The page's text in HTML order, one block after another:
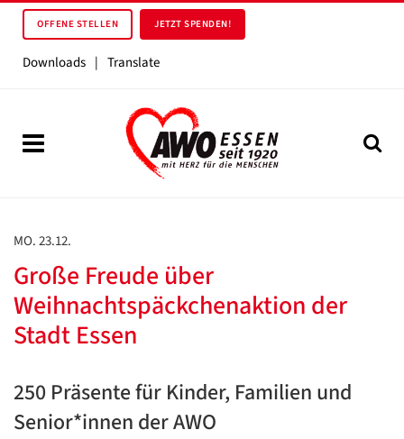
OFFENE STELLEN JETZT SPENDEN!
Downloads | Translate
MO. 23.12.
Große Freude über
Weihnachtspäckchenaktion der
Stadt Essen
250 Präsente für Kinder, Familien und
Senior*innen der AWO